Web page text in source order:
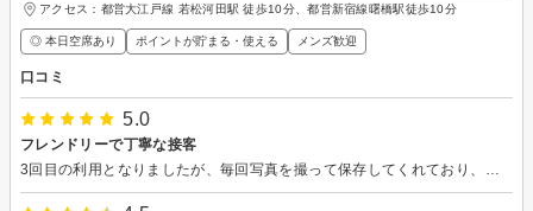
アクセス：都営大江戸線 若松河田駅 徒歩10分、都営新宿線曙橋駅徒歩10分
◎ 本日空席あり ポイントが貯まる・使える メンズ歓迎
口コミ
5.0
フレンドリーで丁寧な接客